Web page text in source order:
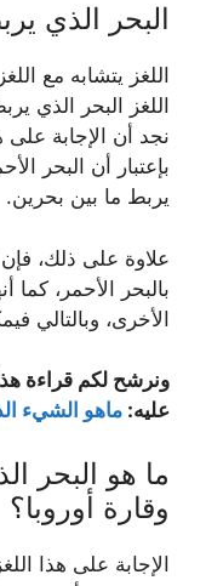
البحر الذي
اللغز يتشابه مع
اللغز البحر الذي
نجد أن الإجابة
بإعتبار أن البحر
يربط ما بين بحرين.
علاوة على ذلك،
بالبحر الأحمر،
الأخرى، وبالتالي
ونرشح لكم قراءة
عليه: ماهو الشيء
ما هو البحر
وقارة أوروبا؟
الإجابة على هذا